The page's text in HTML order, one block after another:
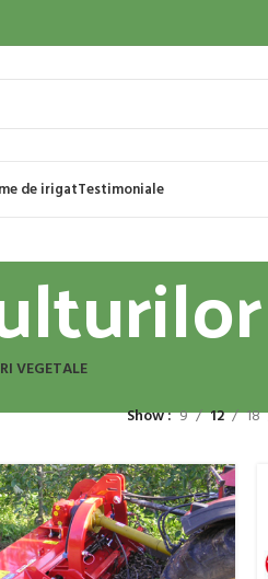
de irigatTestimoniale
VEGETALE
Show 9 12 18